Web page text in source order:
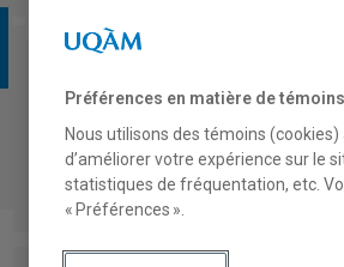
COURS
Description
Préférences en matière de témoins
Nous utilisons des témoins
d’améliorer votre expérience sur le
statistiques de fréquentation, etc.
« Préférences ».